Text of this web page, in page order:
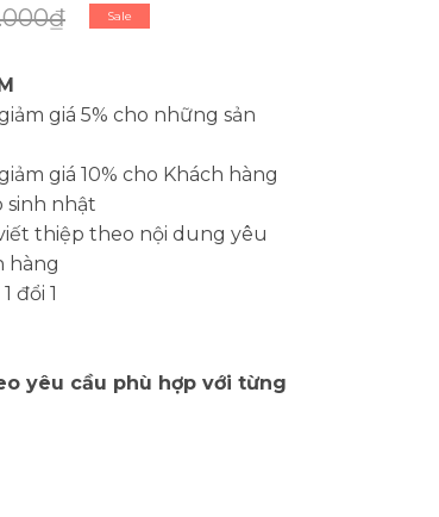
Sale
giá 5% cho những sản
giá 10% cho Khách hàng
sinh nhật
thiệp theo nội dung yêu
hàng
đổi 1
yêu cầu phù hợp với từng